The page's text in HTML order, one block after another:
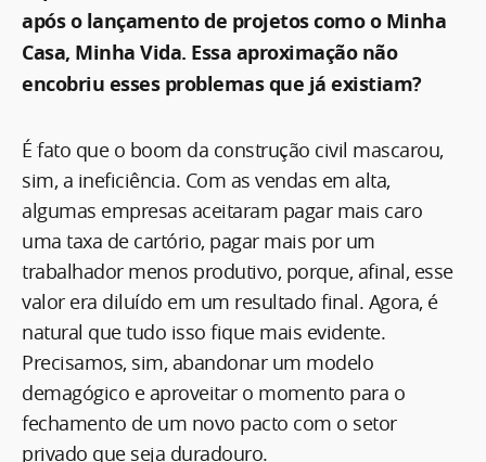
após o lançamento de projetos como o Minha
Casa, Minha Vida. Essa aproximação não
encobriu esses problemas que já existiam?
É fato que o boom da construção civil mascarou,
sim, a ineficiência. Com as vendas em alta,
algumas empresas aceitaram pagar mais caro
uma taxa de cartório, pagar mais por um
trabalhador menos produtivo, porque, afinal, esse
valor era diluído em um resultado final. Agora, é
natural que tudo isso fique mais evidente.
Precisamos, sim, abandonar um modelo
demagógico e aproveitar o momento para o
fechamento de um novo pacto com o setor
privado que seja duradouro.